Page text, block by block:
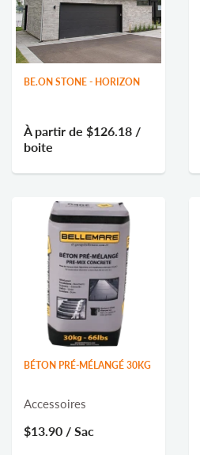
BE.ON STONE - HORIZON
À partir de $126.18 /
boite
BÉTON PRÉ-MÉLANGÉ 30KG
Accessoires
$13.90 / Sac